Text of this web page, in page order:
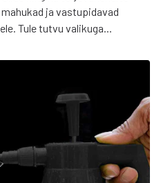
ja vastupidavad
Tule tutvu valikuga...